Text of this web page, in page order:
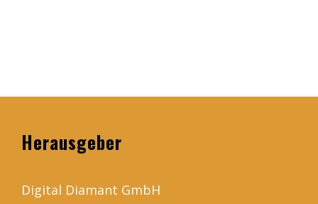
Herausgeber
Digital Diamant GmbH